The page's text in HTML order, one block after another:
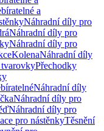
a
Náhradní díly pro
Náhradní díly pro
Náhradní díly pro
KolenaNáhradní díly
Přechodky
Náhradní díly
Náhradní díly pro
Náhradní díly pro
pro nástěnkyTěsnění